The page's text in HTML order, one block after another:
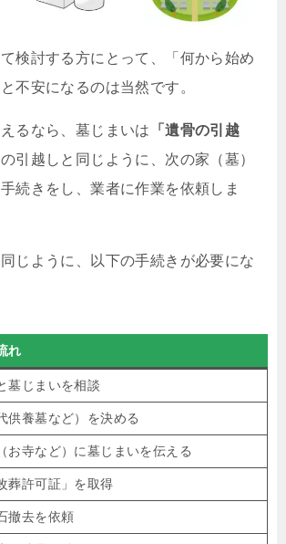
検討する方にとって、「何から始め
不安になるのは当然です。
るなら、墓じまいは
「遺骨の引越
引越しと同じように、次の家（墓）
続きをし、業者に作業を依頼しま
じように、以下の手続きが必要にな
れ
墓じまいを相談
供養墓など）を決める
お寺など）に墓じまいを伝える
葬許可証」を取得
撤去を依頼